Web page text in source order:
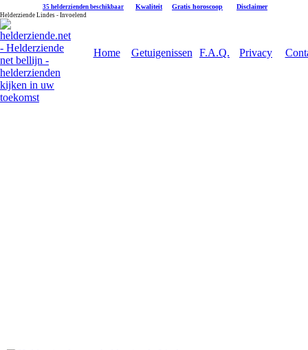
35 helderzienden beschikbaar Kwaliteit Gratis horoscoop Disclaimer
Helderziende Lindes - Invoelend
Home Getuigenissen F.A.Q. Privacy